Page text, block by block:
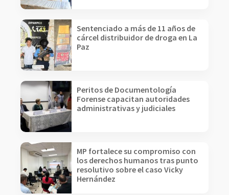
Sentenciado a más de 11 años de
cárcel distribuidor de droga en La
Paz
Peritos de Documentología
Forense capacitan autoridades
administrativas y judiciales
MP fortalece su compromiso con
los derechos humanos tras punto
resolutivo sobre el caso Vicky
Hernández